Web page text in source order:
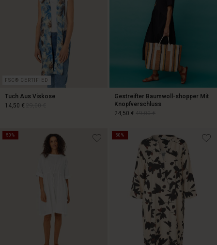
FSC® CERTIFIED
Tuch Aus Viskose
14,50 €
14,50 € 29,00 €
Gestreifter Baumwoll-shopper Mit
Knopfverschluss
24,50 €
24,50 €49,00 €
50% 50%